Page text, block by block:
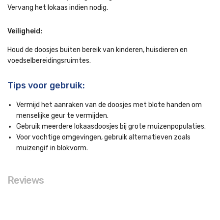
Vervang het lokaas indien nodig.
Veiligheid:
Houd de doosjes buiten bereik van kinderen, huisdieren en
voedselbereidingsruimtes.
Tips voor gebruik:
Vermijd het aanraken van de doosjes met blote handen om
menselijke geur te vermijden.
Gebruik meerdere lokaasdoosjes bij grote muizenpopulaties.
Voor vochtige omgevingen, gebruik alternatieven zoals
muizengif in blokvorm.
Reviews